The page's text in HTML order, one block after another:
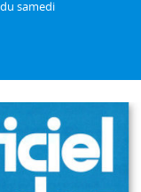
du samedi